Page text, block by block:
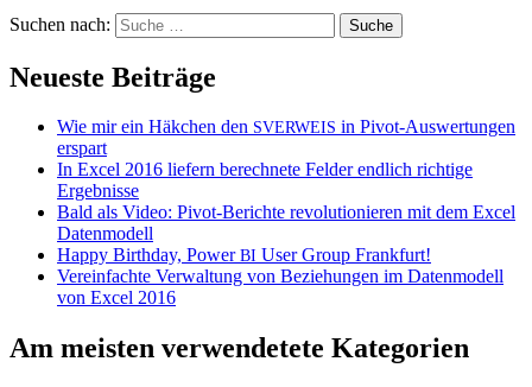
Suchen nach:
Neueste Beiträge
Wie mir ein Häkchen den SVERWEIS in Pivot-Auswertungen
erspart
In Excel 2016 liefern berechnete Felder endlich richtige
Ergebnisse
Bald als Video: Pivot-Berichte revolutionieren mit dem Excel
Datenmodell
Happy Birthday, PowerBI User Group Frankfurt!
Vereinfachte Verwaltung von Beziehungen im Datenmodell
von Excel 2016
Am meisten verwendetete Kategorien